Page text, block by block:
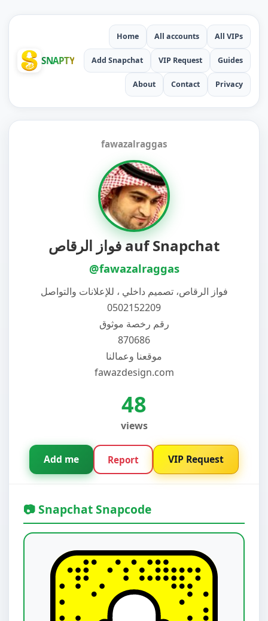
SNAPTY
Home All accounts All VIPs
Add Snapchat VIP Request Guides
About Contact Privacy
fawazalraggas
فواز الرقاص auf Snapchat
@fawazalraggas
فواز الرقاص، تصميم داخلي ، للإعلانات والتواصل
0502152209
رقم رخصة موثوق
870686
موقعنا وعمالنا
fawazdesign.com
48
views
Add me Report VIP Request
📷 Snapchat Snapcode